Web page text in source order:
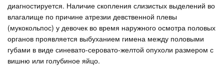
диагностируется. Наличие скопления слизистых выделений во
влагалище по причине атрезии девственной плевы
(мукокольпос) у девочек во время наружного осмотра половых
органов проявляется выбуханием гимена между половыми
губами в виде синевато-серовато-желтой опухоли размером с
вишню или голубиное яйцо.